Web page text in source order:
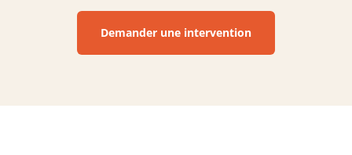
Demander une intervention